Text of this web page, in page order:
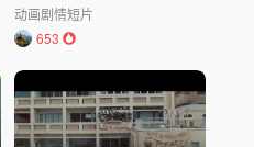
动画剧情短片
653